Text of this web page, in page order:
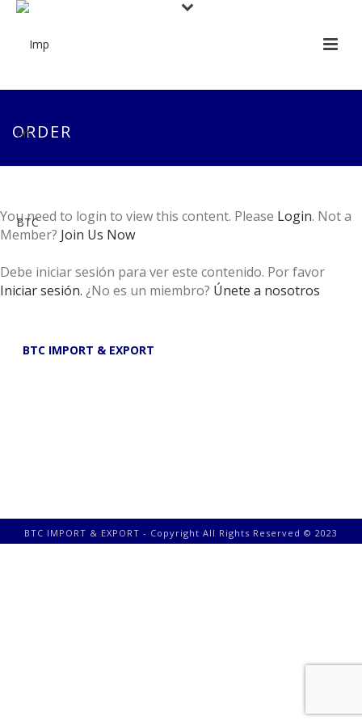
ORDER
You need to login to view this content. Please Login. Not a
Member? Join Us Now
Debe iniciar sesión para ver este contenido. Por favor
Iniciar sesión. ¿No es un miembro? Únete a nosotros
BTC IMPORT & EXPORT
BTC IMPORT & EXPORT - Copyright All Rights Reserved © 2023